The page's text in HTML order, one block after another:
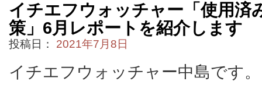
イチエフウォッチャー「使用済
策」6月レポートを紹介します
投稿日： 2021年7月8日
イチエフウォッチャー中島です。